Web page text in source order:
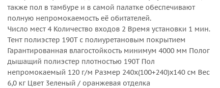
также пол в тамбуре и в самой палатке обеспечивают
полную непромокаемость её обитателей.
Число мест 4 Количество входов 2 Время установки 1 мин.
Тент полиэстер 190T с полиуретановым покрытием
Гарантированная влагостойкость минимум 4000 мм Полог
дышащий полиэстер плотностью 190T Пол
непромокаемый 120 г/м Размер 240x(100+240)x140 см Вес
6,0 кг Цвет 3еленый / оранжевая отделка